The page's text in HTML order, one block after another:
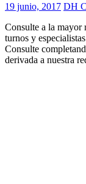
19 junio, 2017 DH
Consulte a la mayor
turnos y
Consulte
derivada a nuestra